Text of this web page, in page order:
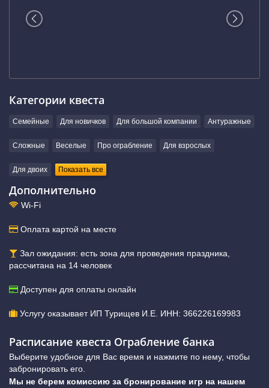
Категории квеста
Семейные Для новичков Для большой компании Антуражные
Сложные Веселые Про ограбление Для взрослых
Для двоих Показать все
Дополнительно
Wi-Fi
Оплата картой на месте
Зал ожидания: есть зона для проведения праздника,
рассчитана на 14 человек
Доступен для оплаты онлайн
Услугу оказывает ИП Турищев И.Е. ИНН: 366226169983
Расписание квеста Ограбление банка
Выберите удобное для Вас время и нажмите по нему, чтобы
забронировать его.
Мы не берем комиссию за бронирование игр на нашем